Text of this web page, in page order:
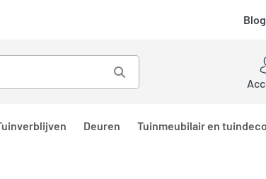
Blog
Deuren Tuinmeubilair en